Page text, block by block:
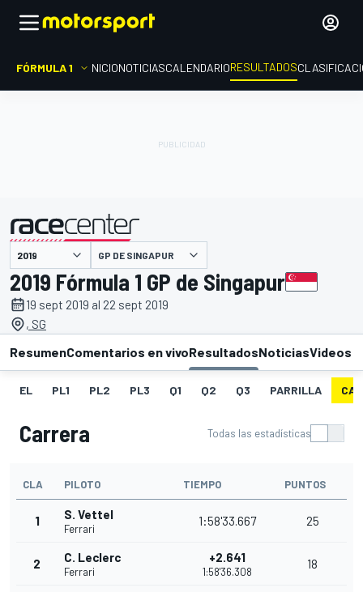
FÓRMULA 1 INICIONOTICIASCALENDARIORESULTADOS
presentado por GP DE SINGAPUR
2019 Fórmula 1 GP de Singapur
19 sept 2019 al 22 sept 2019
, SG
ResumenComentarios en vivoResultadosNoticiasVideos
EL PL1 PL2 PL3 Q1 Q2 Q3 PARRILLA
Carrera Todas las estadísticas
CLA PILOTO TIEMPO PUNTOS
1 S. Vettel
Ferrari
1:58'33.667 25
2 C. Leclerc
Ferrari
+2.641
1:58'36.308
18